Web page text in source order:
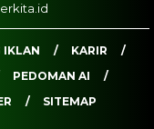
IKLAN
KARIR
PEDOMAN AI
SITEMAP